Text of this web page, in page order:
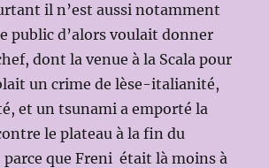
il n’est aussi notamment
public d’alors voulait donner
dont la venue à la Scala pour
un crime de lèse-italianité,
et un tsunami a emporté la
le plateau à la fin du
que Freni était là moins à